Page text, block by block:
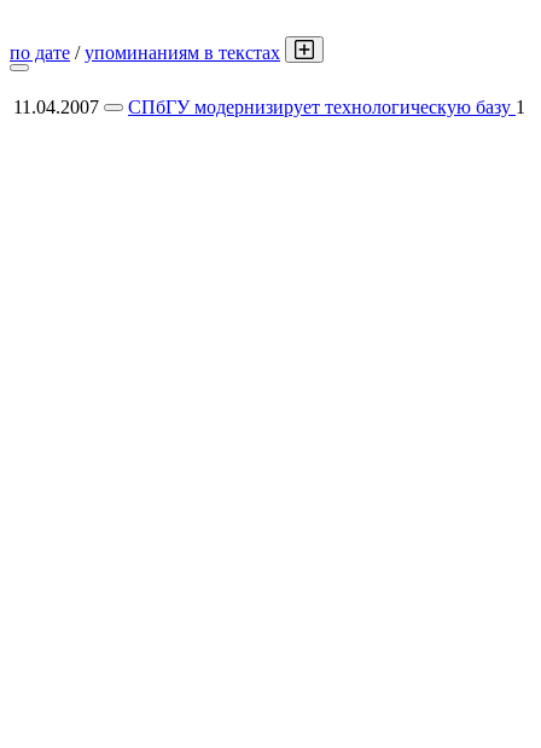
по дате /упоминаниям в текстах
11.04.2007 СПбГУ модернизирует технологическую базу 1